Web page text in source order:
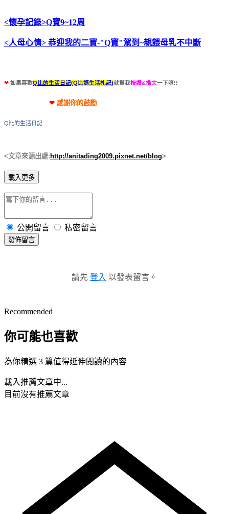
<懷孕記錄>Q寶9~12周
<人母心情> 恭迎我的二寶-"Q寶"駕到~親餵母乳不中斷
❤ 如果喜歡Q比的生活日記(Q比媽生活札記)就幫我按讚&推文一下唷!!
❤ 感謝你的鼓勵
Q比的生活日記
<文章來源出處: http://anitading2009.pixnet.net/blog>
載入更多
公開留言 私密留言
發佈留言
請先 登入 以發表留言。
Recommended
你可能也喜歡
為你精選 3 篇值得延伸閱讀的內容
載入推薦文章中...
目前沒有推薦文章